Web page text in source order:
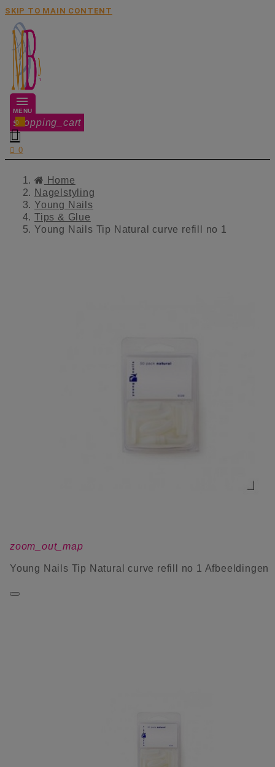
SKIP TO MAIN CONTENT
MENU
shopping_cart
0

 0
Home
Nagelstyling
Young Nails
Tips & Glue
Young Nails Tip Natural curve refill no 1
zoom_out_map
Young Nails Tip Natural curve refill no 1 Afbeeldingen